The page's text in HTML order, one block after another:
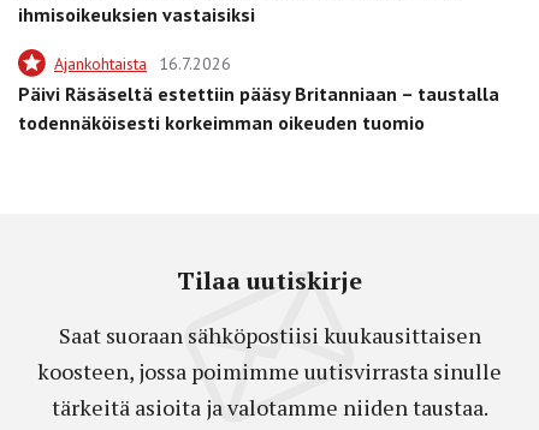
ihmisoikeuksien vastaisiksi
Ajankohtaista 16.7.2026
Päivi Räsäseltä estettiin pääsy Britanniaan – taustalla
todennäköisesti korkeimman oikeuden tuomio
Tilaa uutiskirje
Saat suoraan sähköpostiisi kuukausittaisen
koosteen, jossa poimimme uutisvirrasta sinulle
tärkeitä asioita ja valotamme niiden taustaa.